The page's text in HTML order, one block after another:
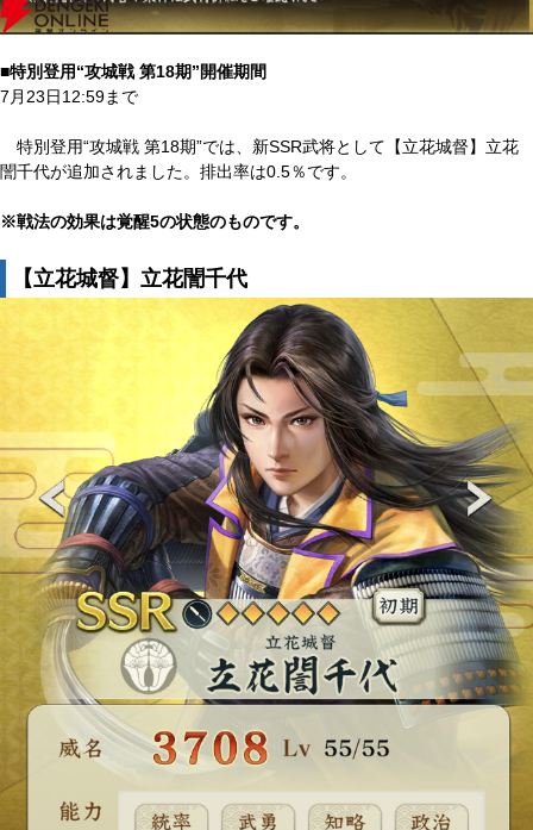
■特別登用“攻城戦 第18期”開催期間
7月23日12:59まで
特別登用“攻城戦 第18期”では、新SSR武将として【立花城督】立花
誾千代が追加されました。排出率は0.5％です。
※戦法の効果は覚醒5の状態のものです。
【立花城督】立花誾千代